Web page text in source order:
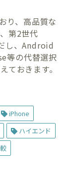
り、高品質な
第2世代
し、Android
等の代替選択
ておきます。
iPhone
ハイエンド